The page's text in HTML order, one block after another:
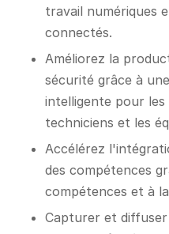
travail numériques
connectés.
Améliorez la
sécurité grâce à
intelligente pour
techniciens et les
Accélérez
des compétences
compétences et à
Capturer et diffuser